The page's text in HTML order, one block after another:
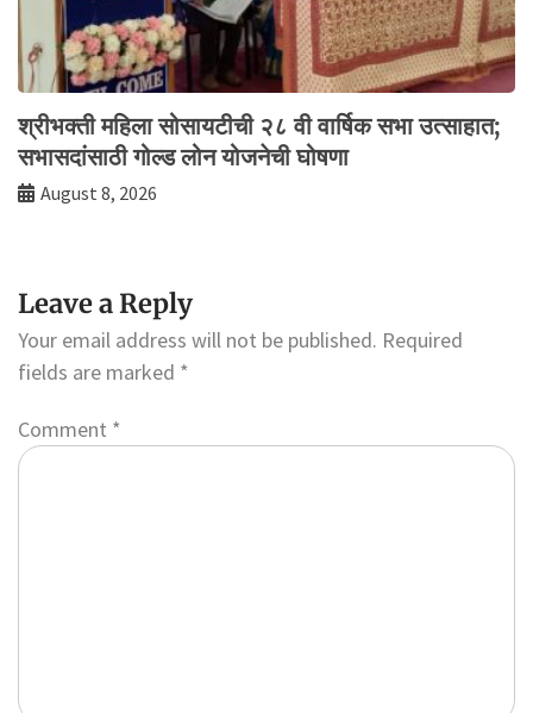
श्रीभक्ती महिला सोसायटीची २८ वी वार्षिक सभा उत्साहात;
सभासदांसाठी गोल्ड लोन योजनेची घोषणा
August 8, 2026
Leave a Reply
Your email address will not be published. Required
fields are marked *
Comment *